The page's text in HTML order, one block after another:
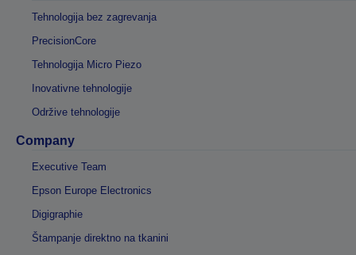
Tehnologija bez zagrevanja
PrecisionCore
Tehnologija Micro Piezo
Inovativne tehnologije
Održive tehnologije
Company
Executive Team
Epson Europe Electronics
Digigraphie
Štampanje direktno na tkanini